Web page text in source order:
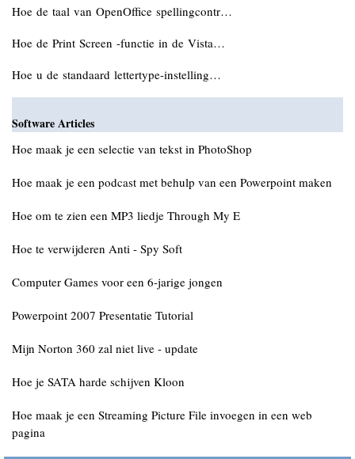
Hoe de taal van OpenOffice spellingcontr…
Hoe de Print Screen -functie in de Vista…
Hoe u de standaard lettertype-instelling…
Software Articles
Hoe maak je een selectie van tekst in PhotoShop
Hoe maak je een podcast met behulp van een Powerpoint maken
Hoe om te zien een MP3 liedje Through My E
Hoe te verwijderen Anti - Spy Soft
Computer Games voor een 6-jarige jongen
Powerpoint 2007 Presentatie Tutorial
Mijn Norton 360 zal niet live - update
Hoe je SATA harde schijven Kloon
Hoe maak je een Streaming Picture File invoegen in een web
pagina